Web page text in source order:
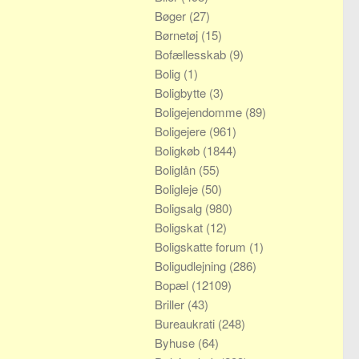
Bøger (27)
Børnetøj (15)
Bofællesskab (9)
Bolig (1)
Boligbytte (3)
Boligejendomme (89)
Boligejere (961)
Boligkøb (1844)
Boliglån (55)
Boligleje (50)
Boligsalg (980)
Boligskat (12)
Boligskatte forum (1)
Boligudlejning (286)
Bopæl (12109)
Briller (43)
Bureaukrati (248)
Byhuse (64)